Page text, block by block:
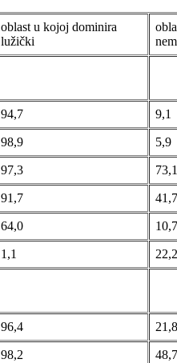
oblast u kojoj dominira
lužički
94,7 9,1
98,9 5,9
97,3 73,1
91,7 41,7
64,0 10,7
1,1 22,2
96,4 21,8
98,2 48,7